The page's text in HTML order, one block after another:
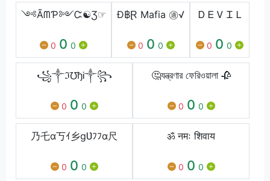
༺ÃᗰƤ༻Ꮸ☯Ʒ☞
0 0 0
Đ฿Ɽ Mafia ㊜√
0 0 0
Ꭰ Ꭼ Ꮩ Ꮖ Ꮮ
0 0 0
꧁༒ℑ℧ђᎥ༒꧂
0 0 0
🤔যন্ত্রণার ফেরিওয়ালা 🥀
0 0 0
乃乇ɑ丂ｲ乡gƲﾌﾌɑ尺
0 0 0
ॐ नमः शिवाय
0 0 0